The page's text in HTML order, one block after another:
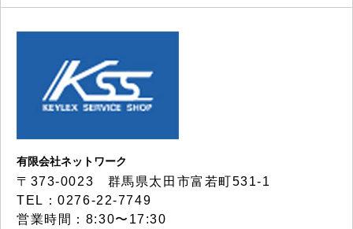
有限会社ネットワーク
〒373-0023 群馬県太田市富若町531-1
TEL：0276-22-7749
営業時間：8:30〜17:30